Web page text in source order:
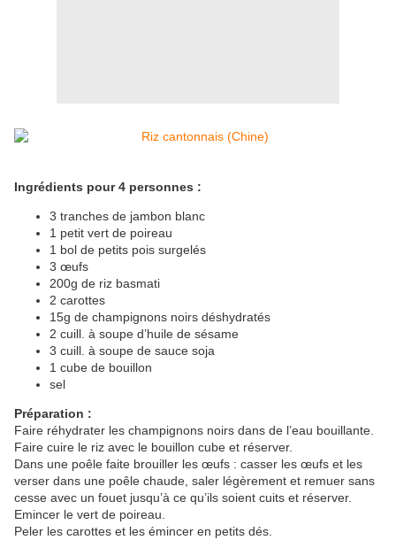
Ingrédients pour 4 personnes :
3 tranches de jambon blanc
1 petit vert de poireau
1 bol de petits pois surgelés
3 œufs
200g de riz basmati
2 carottes
15g de champignons noirs déshydratés
2 cuill. à soupe d’huile de sésame
3 cuill. à soupe de sauce soja
1 cube de bouillon
sel
Préparation :
Faire réhydrater les champignons noirs dans de l’eau bouillante.
Faire cuire le riz avec le bouillon cube et réserver.
Dans une poêle faite brouiller les œufs : casser les œufs et les
verser dans une poêle chaude, saler légèrement et remuer sans
cesse avec un fouet jusqu’à ce qu’ils soient cuits et réserver.
Emincer le vert de poireau.
Peler les carottes et les émincer en petits dés.